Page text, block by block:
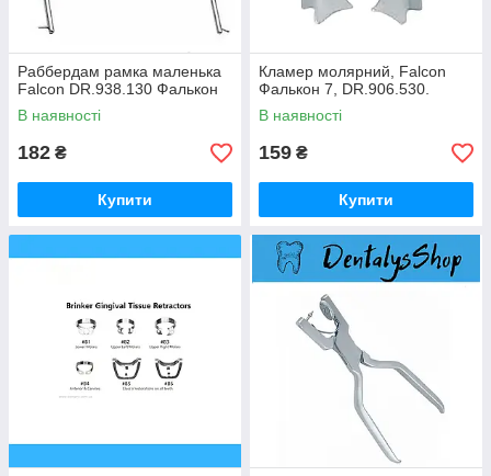
Раббердам рамка маленька
Falcon DR.938.130 Фалькон
В наявності
182 ₴
Купити
Кламер молярний, Falcon
Фалькон 7, DR.906.530.
В наявності
159 ₴
Купити